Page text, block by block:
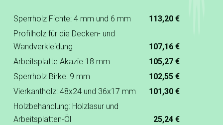
Sperrholz Fichte: 4 mm und 6 mm
113,20 €
Profilholz für die Decken- und
Wandverkleidung
107,16 €
Arbeitsplatte Akazie 18 mm
105,27 €
Sperrholz Birke: 9 mm
102,55 €
Vierkantholz: 48x24 und 36x17 mm
101,30 €
Holzbehandlung: Holzlasur und
Arbeitsplatten-Öl
25,24 €